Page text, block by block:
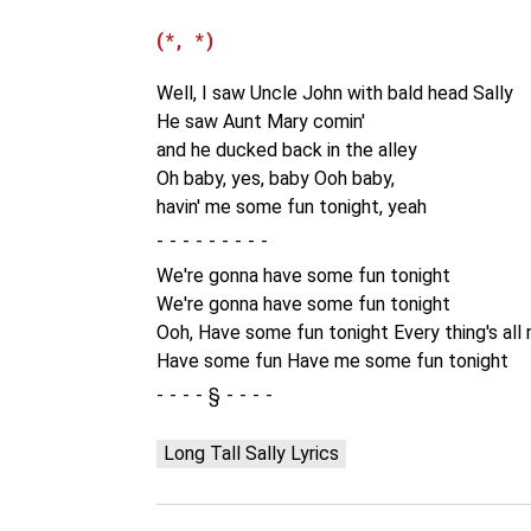
(*, *)
Well, I saw Uncle John with bald head Sally
He saw Aunt Mary comin'
and he ducked back in the alley
Oh baby, yes, baby Ooh baby,
havin' me some fun tonight, yeah
-
We're gonna have some fun tonight
We're gonna have some fun tonight
Ooh, Have some fun tonight Every thing's all
Have some fun Have me some fun tonight
§
Long Tall Sally Lyrics